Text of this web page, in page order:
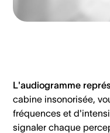
L'audiogramme
cabine insonorisée,
fréquences et
signaler chaque